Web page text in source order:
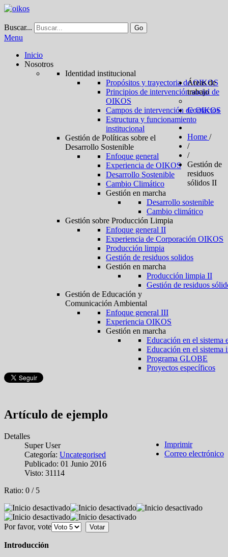
Buscar... Go
Menu
Inicio
Nosotros
Identidad institucional
Propósitos y trayectoria de OIKOS
Principios de intervención social de
OIKOS
Campos de intervención de OIKOS
Estructura y funcionamiento
institucional
Áreas de
trabajo
Gestión de Políticas sobre el
Desarrollo Sostenible
Enfoque general
Experiencia de OIKOS
Desarrollo Sostenible
Cambio Climático
Gestión en marcha
Desarrollo sostenible
Cambio climático
Gestión sobre Producción Limpia
Enfoque general II
Experiencia de Corporación OIKOS
Producción limpia
Gestión de residuos solidos
Gestión en marcha
Producción limpia II
Gestión de residuos
Gestión de Educación y
Comunicación Ambiental
Enfoque general III
Experiencia OIKOS
Gestión en marcha
Educación en el sistema
Educación en el sistema
Programa GLOBE
Proyectos específicos
Contactos
Home /
/
/
Gestión de
residuos
sólidos II
Artículo de ejemplo
Imprimir
Correo electrónico
Detalles
Super User
Categoría: Uncategorised
Publicado: 01 Junio 2016
Visto: 31114
Ratio: 0 / 5
Por favor, vote
Introducción